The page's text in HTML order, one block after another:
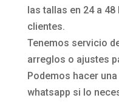
las tallas en 24 a
clientes.
Tenemos servicio
arreglos o ajustes
Podemos hacer
whatsapp si lo